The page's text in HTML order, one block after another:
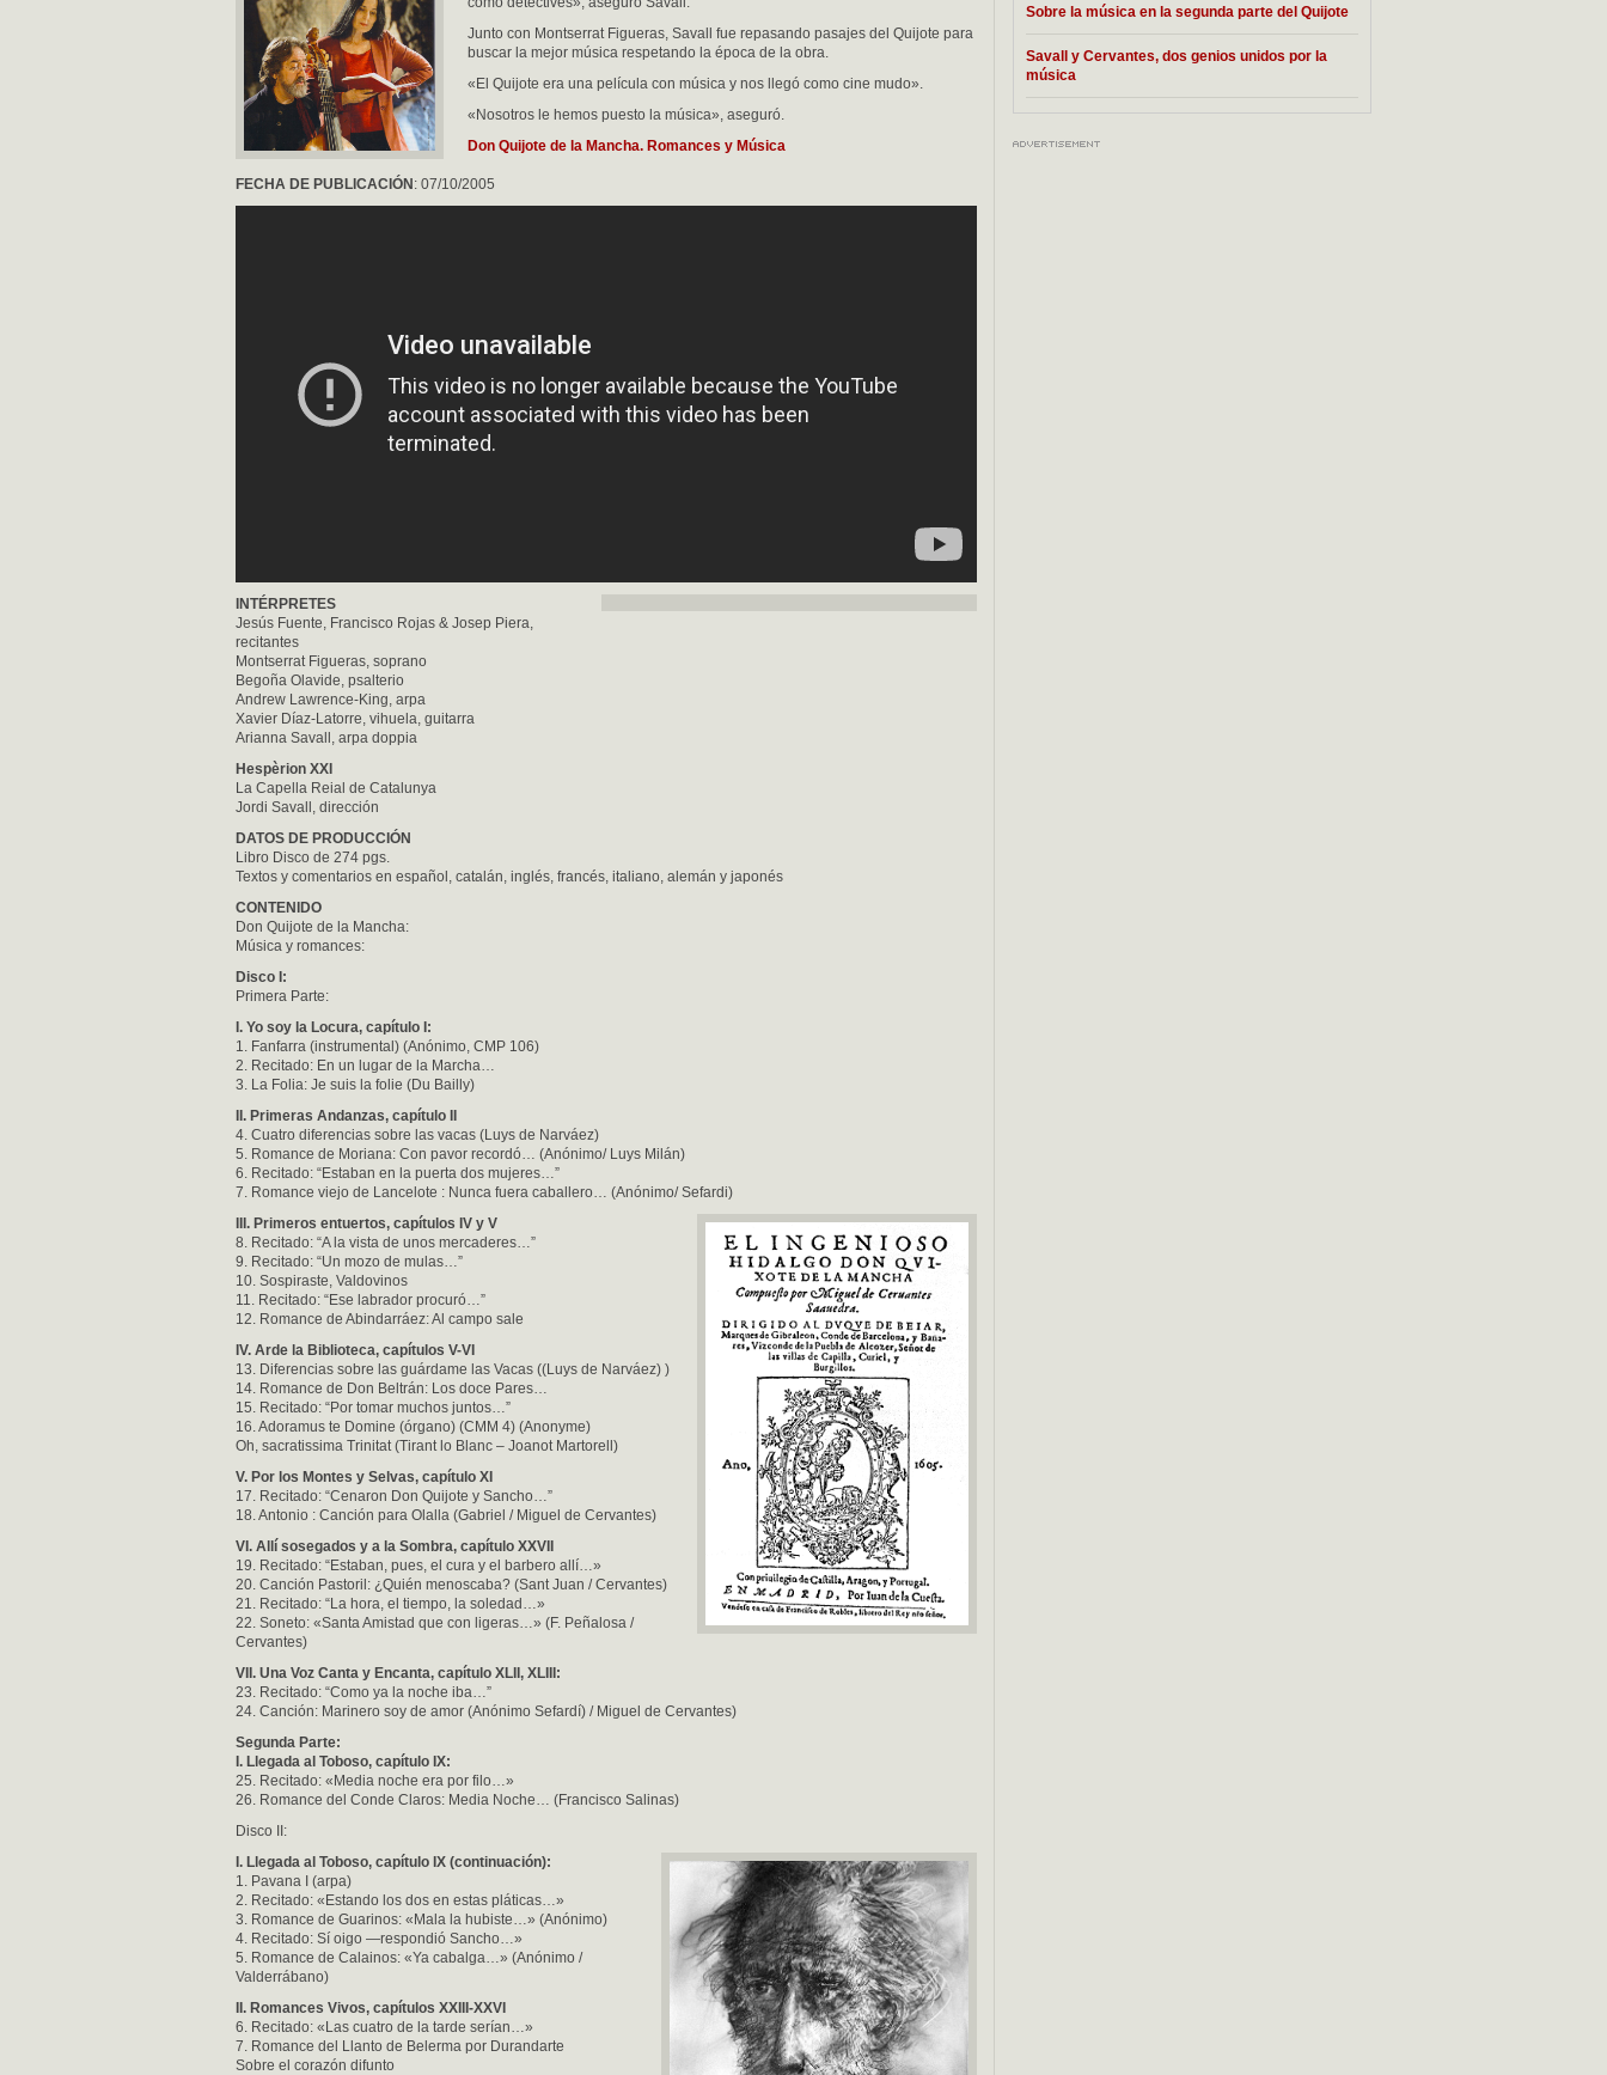
Sobre la música en la segunda parte del Quijote
Savall y Cervantes, dos genios unidos por la
música
Junto con Montserrat Figueras, Savall fue repasando pasajes del Quijote para
buscar la mejor música respetando la época de la obra.
«El Quijote era una película con música y nos llegó como cine mudo».
«Nosotros le hemos puesto la música», aseguró.
Don Quijote de la Mancha. Romances y Música
FECHA DE PUBLICACIÓN : 07/10/2005
INTÉRPRETES
Jesús Fuente, Francisco Rojas & Josep Piera,
recitantes
Montserrat Figueras, soprano
Begoña Olavide, psalterio
Andrew Lawrence-King, arpa
Xavier Díaz-Latorre, vihuela, guitarra
Arianna Savall, arpa doppia
Hespèrion XXI
La Capella Reial de Catalunya
Jordi Savall, dirección
DATOS DE PRODUCCIÓN
Libro Disco de 274 pgs.
Textos y comentarios en español, catalán, inglés, francés, italiano, alemán y japonés
CONTENIDO
Don Quijote de la Mancha:
Música y romances:
Disco I:
Primera Parte:
I. Yo soy la Locura, capítulo I:
1. Fanfarra (instrumental) (Anónimo, CMP 106)
2. Recitado: En un lugar de la Marcha…
3. La Folia: Je suis la folie (Du Bailly)
II. Primeras Andanzas, capítulo II
4. Cuatro diferencias sobre las vacas (Luys de Narváez)
5. Romance de Moriana: Con pavor recordó… (Anónimo/ Luys Milán)
6. Recitado: “Estaban en la puerta dos mujeres…”
7. Romance viejo de Lancelote : Nunca fuera caballero… (Anónimo/ Sefardi)
III. Primeros entuertos, capítulos IV y V
8. Recitado: “A la vista de unos mercaderes…”
9. Recitado: “Un mozo de mulas…”
10. Sospiraste, Valdovinos
11. Recitado: “Ese labrador procuró…”
12. Romance de Abindarráez: Al campo sale
IV. Arde la Biblioteca, capítulos V-VI
13. Diferencias sobre las guárdame las Vacas ((Luys de Narváez) )
14. Romance de Don Beltrán: Los doce Pares…
15. Recitado: “Por tomar muchos juntos…”
16. Adoramus te Domine (órgano) (CMM 4) (Anonyme)
Oh, sacratissima Trinitat (Tirant lo Blanc – Joanot Martorell)
V. Por los Montes y Selvas, capítulo XI
17. Recitado: “Cenaron Don Quijote y Sancho…”
18. Antonio : Canción para Olalla (Gabriel / Miguel de Cervantes)
VI. Allí sosegados y a la Sombra, capítulo XXVII
19. Recitado: “Estaban, pues, el cura y el barbero allí…»
20. Canción Pastoril: ¿Quién menoscaba? (Sant Juan / Cervantes)
21. Recitado: “La hora, el tiempo, la soledad…»
22. Soneto: «Santa Amistad que con ligeras…» (F. Peñalosa /
Cervantes)
VII. Una Voz Canta y Encanta, capítulo XLII, XLIII:
23. Recitado: “Como ya la noche iba…”
24. Canción: Marinero soy de amor (Anónimo Sefardí) / Miguel de Cervantes)
Segunda Parte:
I. Llegada al Toboso, capítulo IX:
25. Recitado: «Media noche era por filo…»
26. Romance del Conde Claros: Media Noche… (Francisco Salinas)
Disco II:
I. Llegada al Toboso, capítulo IX (continuación):
1. Pavana I (arpa)
2. Recitado: «Estando los dos en estas pláticas…»
3. Romance de Guarinos: «Mala la hubiste…» (Anónimo)
4. Recitado: Sí oigo —respondió Sancho…»
5. Romance de Calainos: «Ya cabalga…» (Anónimo /
Valderrábano)
II. Romances Vivos, capítulos XXIII-XXVI
6. Recitado: «Las cuatro de la tarde serían…»
7. Romance del Llanto de Belerma por Durandarte
Sobre el corazón difunto